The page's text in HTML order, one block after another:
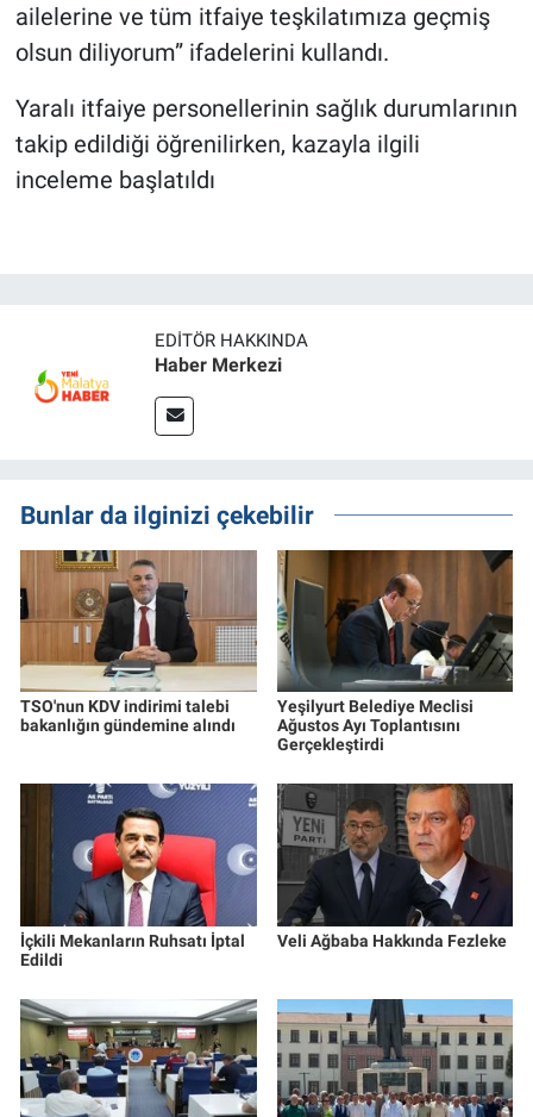
ailelerine ve tüm itfaiye teşkilatımıza geçmiş
olsun diliyorum” ifadelerini kullandı.
Yaralı itfaiye personellerinin sağlık durumlarının
takip edildiği öğrenilirken, kazayla ilgili
inceleme başlatıldı
EDITÖR HAKKINDA
Haber Merkezi
Bunlar da ilginizi çekebilir
TSO'nun KDV indirimi talebi
bakanlığın gündemine alındı
Yeşilyurt Belediye Meclisi
Ağustos Ayı Toplantısını
Gerçekleştirdi
İçkili Mekanların Ruhsatı İptal
Edildi
Veli Ağbaba Hakkında Fezleke